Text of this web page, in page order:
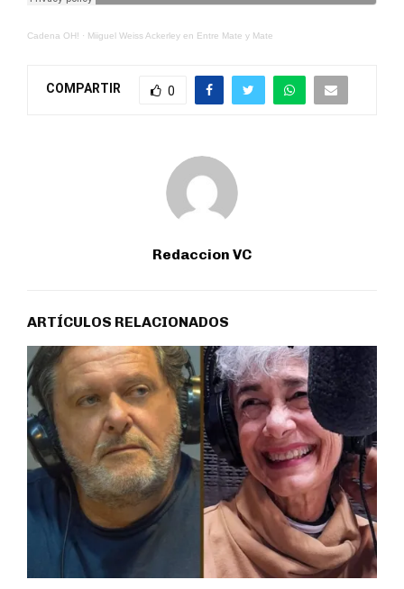
Cadena OH! · Miiguel Weiss Ackerley en Entre Mate y Mate
COMPARTIR 0
Redaccion VC
ARTÍCULOS RELACIONADOS